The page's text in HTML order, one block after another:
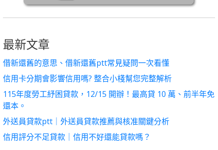
最新文章
借新還舊的意思、借新還舊ptt常見疑問一次看懂
信用卡分期會影響信用嗎? 整合小棧幫您完整解析
115年度勞工紓困貸款，12/15 開辦！最高貸 10 萬、前半年免
還本。
外送員貸款ptt｜外送員貸款推薦與核准關鍵分析
信用評分不足貸款｜信用不好還能貸款嗎？